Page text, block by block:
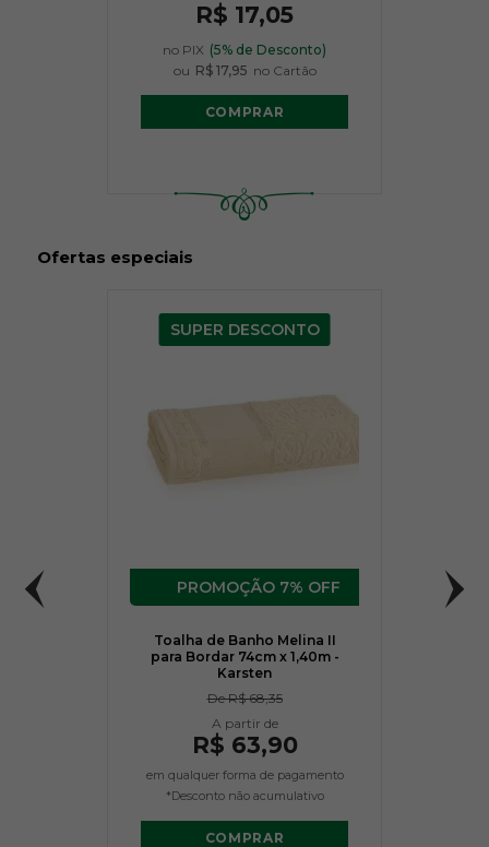
R$ 17,05
no PIX (5% de Desconto)
ou R$ 17,95 no Cartão
COMPRAR
Ofertas especiais
SUPER DESCONTO
7% OFF
Toalha de Banho Melina II
para Bordar 74cm x 1,40m -
Karsten
DeR$ 68,35
R$ 63,90
em qualquer forma de pagamento
*Desconto não acumulativo
COMPRAR